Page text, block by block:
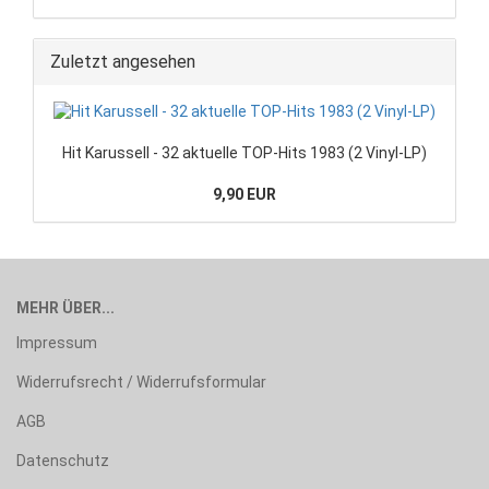
Zuletzt angesehen
Hit Karussell - 32 aktuelle TOP-Hits 1983 (2 Vinyl-LP)
9,90 EUR
MEHR ÜBER...
Impressum
Widerrufsrecht / Widerrufsformular
AGB
Datenschutz